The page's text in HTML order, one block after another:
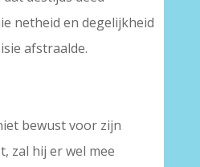
netheid en degelijkheid
afstraalde.
bewust voor zijn
zal hij er wel mee